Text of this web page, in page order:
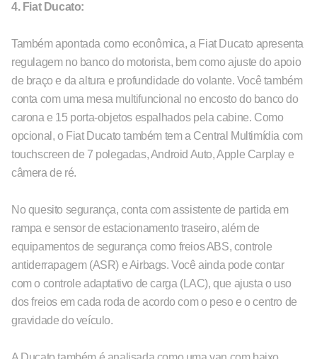
4. Fiat Ducato:
Também apontada como econômica, a Fiat Ducato apresenta
regulagem no banco do motorista, bem como ajuste do apoio
de braço e da altura e profundidade do volante. Você também
conta com uma mesa multifuncional no encosto do banco do
carona e 15 porta-objetos espalhados pela cabine. Como
opcional, o Fiat Ducato também tem a Central Multimídia com
touchscreen de 7 polegadas, Android Auto, Apple Carplay e
câmera de ré.
No quesito segurança, conta com assistente de partida em
rampa e sensor de estacionamento traseiro, além de
equipamentos de segurança como freios ABS, controle
antiderrapagem (ASR) e Airbags. Você ainda pode contar
com o controle adaptativo de carga (LAC), que ajusta o uso
dos freios em cada roda de acordo com o peso e o centro de
gravidade do veículo.